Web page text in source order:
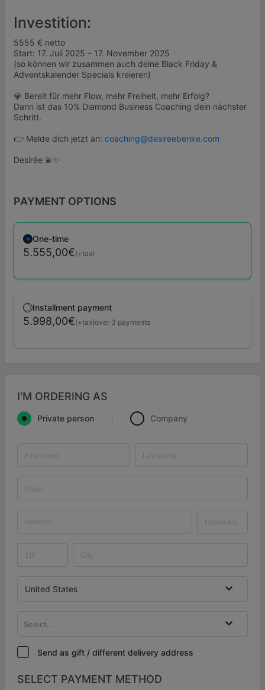
Investition:
5555 € netto
Start: 17. Juli 2025 – 17. November 2025
(so können wir zusammen auch deine Black Friday &
Adventskalender Specials kreieren)
💎 Bereit für mehr Flow, mehr Freiheit, mehr Erfolg?
Dann ist das 10% Diamond Business Coaching dein nächster
Schritt.
👉 Melde dich jetzt an: coaching@desireebenke.com
Desirée 💫✨
PAYMENT OPTIONS
One-time
5.555,00€(+tax)
Installment payment
5.998,00€(+tax)over 3 payments
I'M ORDERING AS
Private person Company
United States
Select...
Send as gift / different delivery address
SELECT PAYMENT METHOD